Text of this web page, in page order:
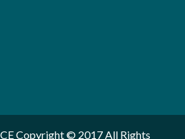
Copyright © 2017 All Rights